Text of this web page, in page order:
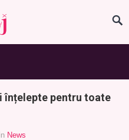
înțelepte pentru toate
in News